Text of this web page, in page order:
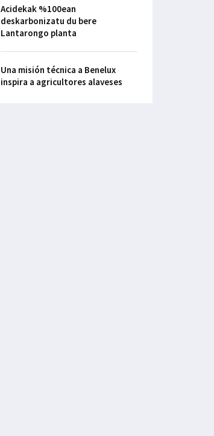
Acidekak %100ean
deskarbonizatu du bere
Lantarongo planta
Una misión técnica a Benelux
inspira a agricultores alaveses